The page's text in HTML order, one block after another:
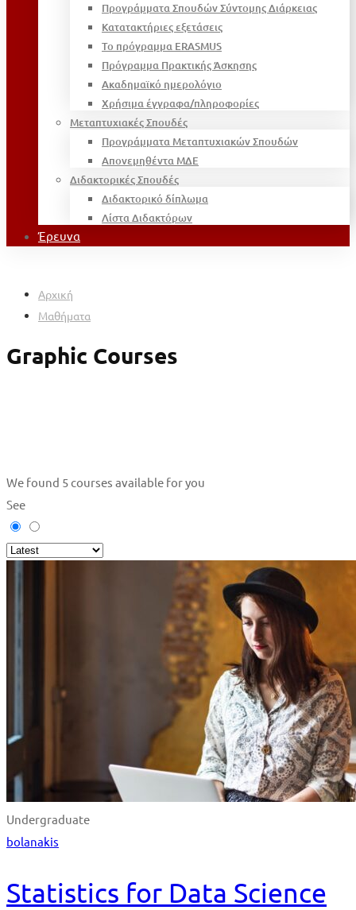
Προγράμματα Σπουδών Σύντομης Διάρκειας
Κατατακτήριες εξετάσεις
Το πρόγραμμα ERASMUS
Πρόγραμμα Πρακτικής Άσκησης
Ακαδημαϊκό ημερολόγιο
Χρήσιμα έγγραφα/πληροφορίες
Μεταπτυχιακές Σπουδές
Προγράμματα Μεταπτυχιακών Σπουδών
Απονεμηθέντα ΜΔΕ
Διδακτορικές Σπουδές
Διδακτορικό δίπλωμα
Λίστα Διδακτόρων
Έρευνα
Αρχική
Μαθήματα
Graphic Courses
We found 5courses available for you
See
Undergraduate
bolanakis
Statistics for Data Science